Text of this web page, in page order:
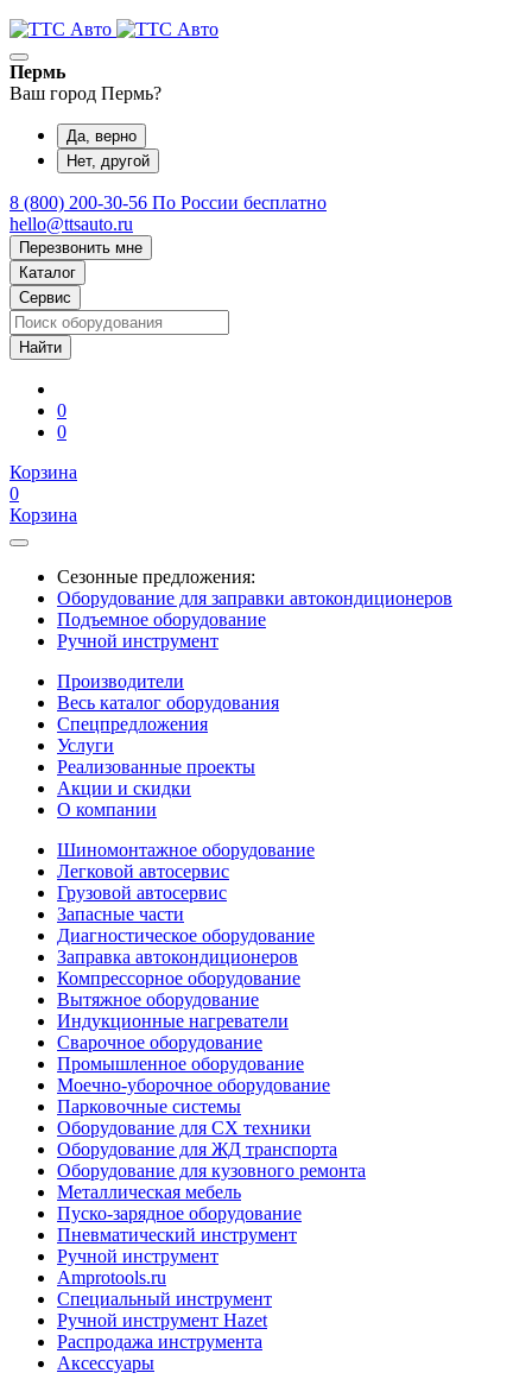
Пермь
Ваш город Пермь?
Да, верно
Нет, другой
8 (800) 200-30-56 По России бесплатно
hello@ttsauto.ru
Перезвонить мне
Каталог
Сервис
0
0
Корзина
0
Корзина
Сезонные предложения:
Оборудование для заправки автокондиционеров
Подъемное оборудование
Ручной инструмент
Производители
Весь каталог оборудования
Спецпредложения
Услуги
Реализованные проекты
Акции и скидки
О компании
Шиномонтажное оборудование
Легковой автосервис
Грузовой автосервис
Запасные части
Диагностическое оборудование
Заправка автокондиционеров
Компрессорное оборудование
Вытяжное оборудование
Индукционные нагреватели
Сварочное оборудование
Промышленное оборудование
Моечно-уборочное оборудование
Парковочные системы
Оборудование для СХ техники
Оборудование для ЖД транспорта
Оборудование для кузовного ремонта
Металлическая мебель
Пуско-зарядное оборудование
Пневматический инструмент
Ручной инструмент
Amprotools.ru
Специальный инструмент
Ручной инструмент Hazet
Распродажа инструмента
Аксессуары